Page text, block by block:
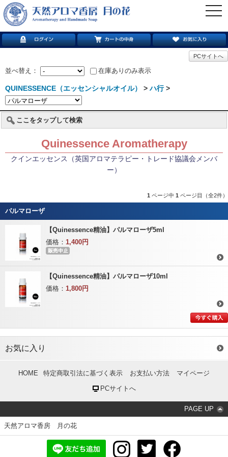
PCサイトへ
並べ替え： 在庫ありのみ表示
QUINESSENCE（エッセンシャルオイル） >ハ行>
ここをタップして検索
Quinessence Aromatherapy
クインエッセンス（英国アロマテラピー・トレード協議会メンバ
ー）
1 ページ中 1 ページ目（全2件）
パルマローザ
【Quinessence精油】パルマローザ5ml
価格： 1,400円
【Quinessence精油】パルマローザ10ml
価格： 1,800円
お気に入り
HOME 特定商取引法に基づく表示 お支払い方法
マイページ
PCサイトへ
PAGE UP
天然アロマ香房 月の花